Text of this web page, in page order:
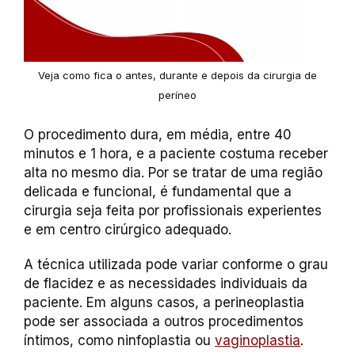
Veja como fica o antes, durante e depois da cirurgia de
períneo
O procedimento dura, em média, entre 40
minutos e 1 hora, e a paciente costuma receber
alta no mesmo dia. Por se tratar de uma região
delicada e funcional, é fundamental que a
cirurgia seja feita por profissionais experientes
e em centro cirúrgico adequado.
A técnica utilizada pode variar conforme o grau
de flacidez e as necessidades individuais da
paciente. Em alguns casos, a perineoplastia
pode ser associada a outros procedimentos
íntimos, como ninfoplastia ou vaginoplastia.